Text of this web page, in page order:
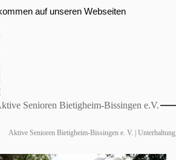
auf unseren Webseiten
Senioren Bietigheim-Bissingen e.V.
Aktive Senioren Bietigheim-Bissingen e. V. | Unterhaltung